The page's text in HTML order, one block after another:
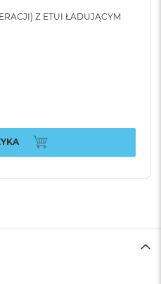
Z ETUI ŁADUJĄCYM